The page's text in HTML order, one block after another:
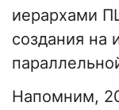
иерархами
создания на
Напомним,